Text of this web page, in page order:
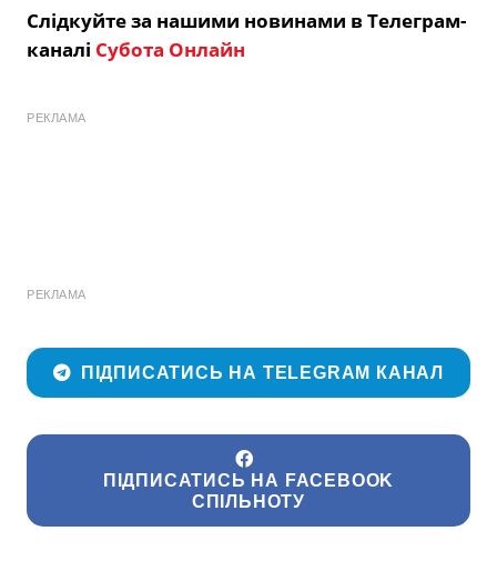
Слідкуйте за нашими новинами в Телеграм-
каналі Субота Онлайн
РЕКЛАМА
РЕКЛАМА
ПІДПИСАТИСЬ НА TELEGRAM КАНАЛ
ПІДПИСАТИСЬ НА FACEBOOK
СПІЛЬНОТУ